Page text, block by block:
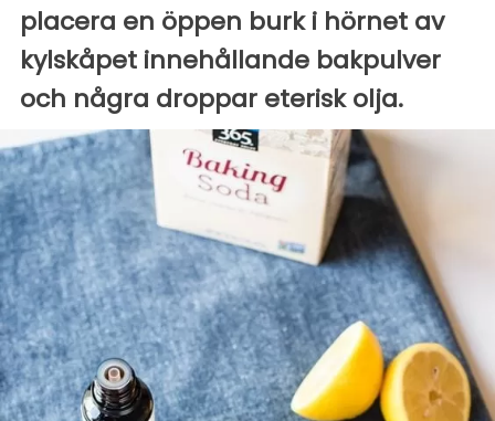
placera en öppen burk i hörnet av
kylskåpet innehållande bakpulver
och några droppar eterisk olja.